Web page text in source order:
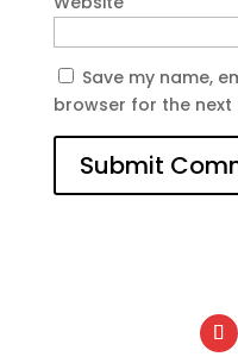
Save my name,
browser for the next